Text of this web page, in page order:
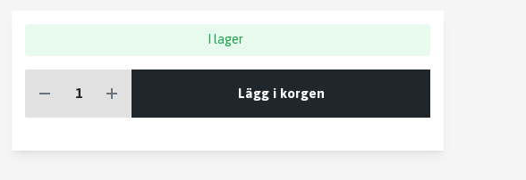
I lager
Lägg i korgen